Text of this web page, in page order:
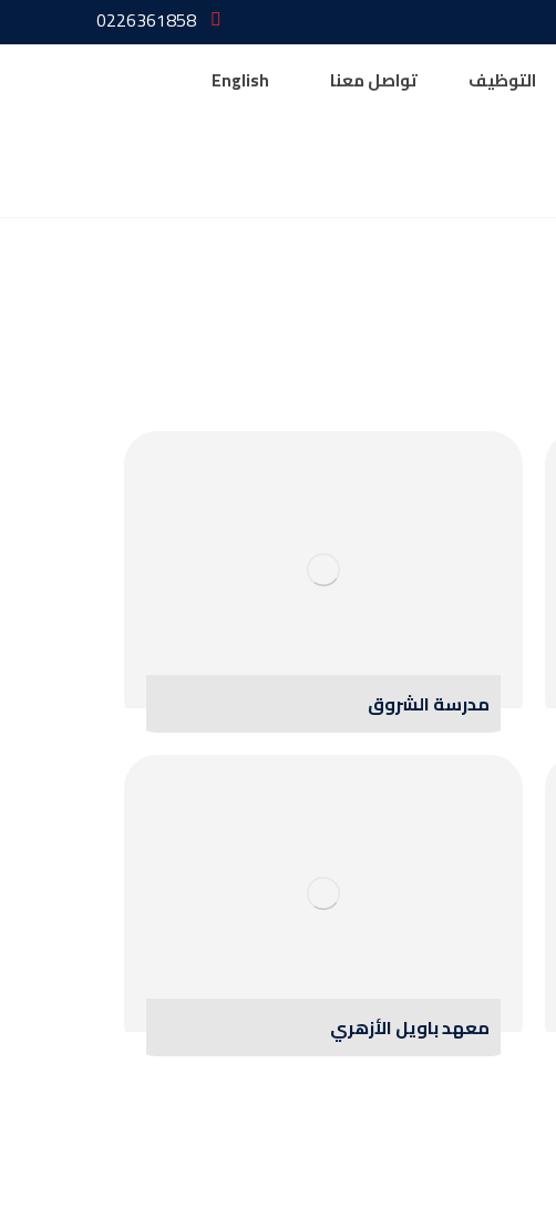
0226361858
التوظيف تواصل معنا English
مدرسة الشروق
معهد باويل الأزهري